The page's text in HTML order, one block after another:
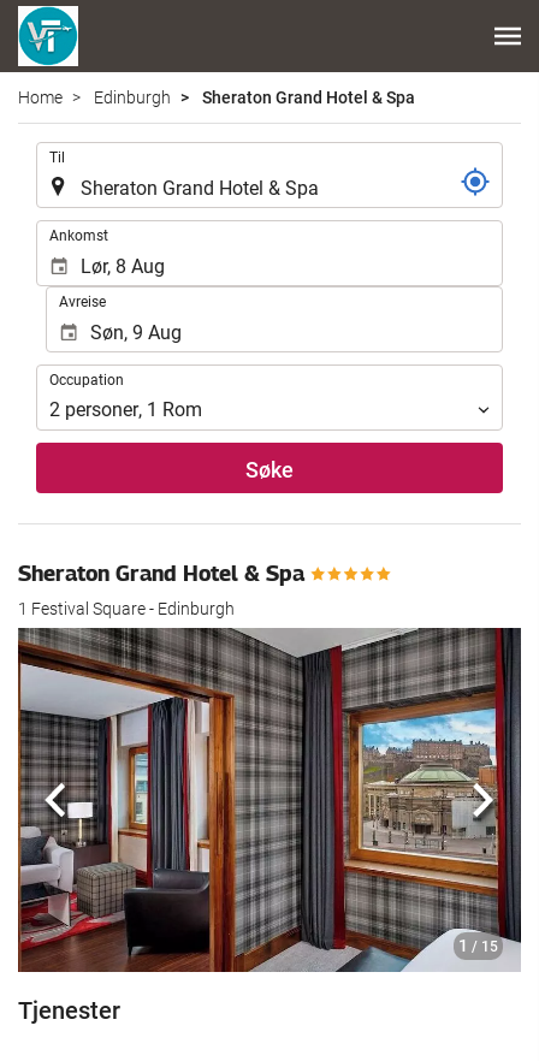
Home Edinburgh Sheraton Grand Hotel & Spa
Til
Ankomst
Avreise
Occupation
Occupation
2 personer, 1 Rom
Søke
Sheraton Grand Hotel & Spa
1 Festival Square - Edinburgh
1 / 15
Forrige
Tjenester